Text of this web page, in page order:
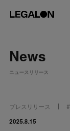
About
Service
News
ニュースリリース
プレスリリース #
2025.8.15